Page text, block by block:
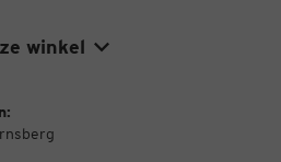
winkel